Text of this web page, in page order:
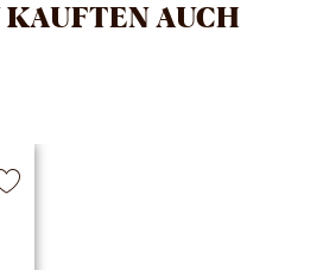
KAUFTEN AUCH